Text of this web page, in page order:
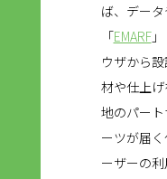
ば、デー
「EMARF」
ウザから
材や仕上げ
地のパー
ーツが届
ーザーの